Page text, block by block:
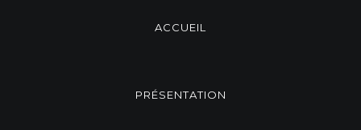
ACCUEIL
PRÉSENTATION